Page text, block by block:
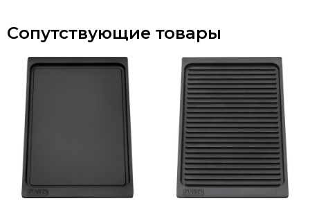
Сопутствующие товары